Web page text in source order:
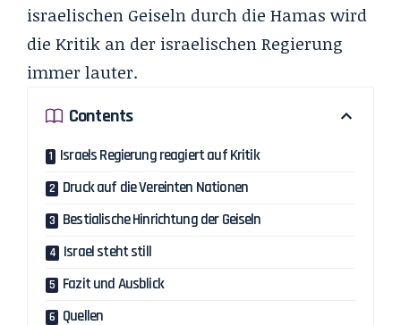
israelischen Geiseln durch die Hamas wird
die Kritik an der israelischen Regierung
immer lauter.
Contents
Israels Regierung reagiert auf Kritik
Druck auf die Vereinten Nationen
Bestialische Hinrichtung der Geiseln
Israel steht still
Fazit und Ausblick
Quellen